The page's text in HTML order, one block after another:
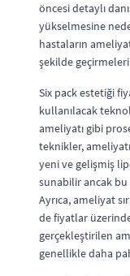
öncesi detaylı
yükselmesine
hastaların
şekilde
Six pack estetiği
kullanılacak
ameliyatı gibi
teknikler,
yeni ve gelişmiş
sunabilir ancak
Ayrıca, ameliyat
de fiyatlar
gerçekleştirilen
genellikle daha